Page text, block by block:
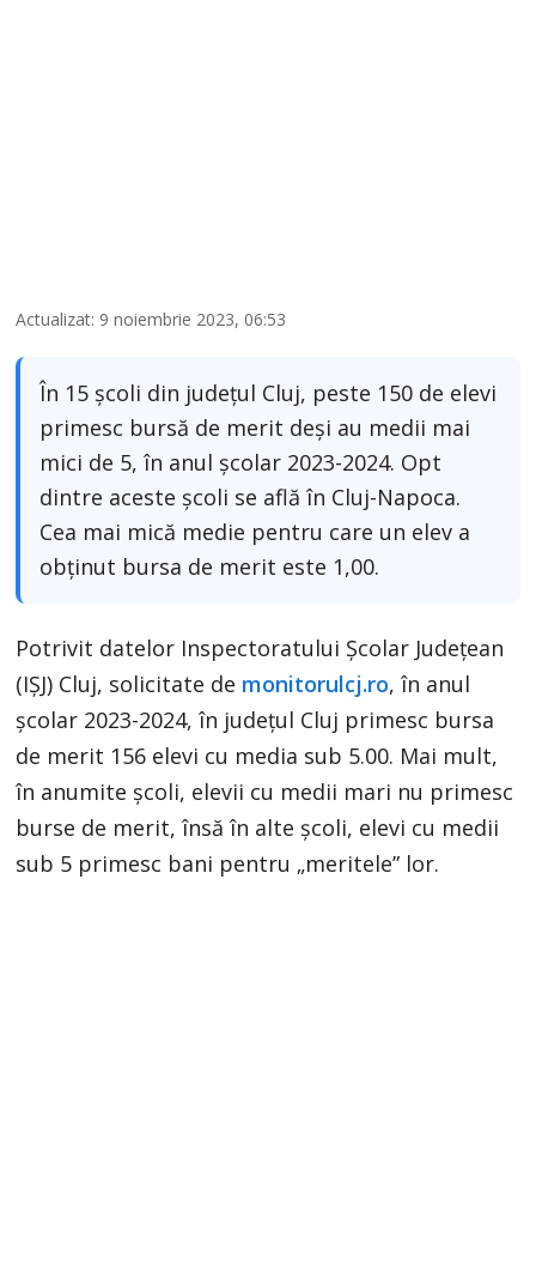
Actualizat: 9 noiembrie 2023, 06:53
În 15 școli din județul Cluj, peste 150 de elevi
primesc bursă de merit deși au medii mai
mici de 5, în anul școlar 2023-2024. Opt
dintre aceste școli se află în Cluj-Napoca.
Cea mai mică medie pentru care un elev a
obținut bursa de merit este 1,00.
Potrivit datelor Inspectoratului Școlar Județean
(IȘJ) Cluj, solicitate de monitorulcj.ro, în anul
școlar 2023-2024, în județul Cluj primesc bursa
de merit 156 elevi cu media sub 5.00. Mai mult,
în anumite școli, elevii cu medii mari nu primesc
burse de merit, însă în alte școli, elevi cu medii
sub 5 primesc bani pentru „meritele” lor.